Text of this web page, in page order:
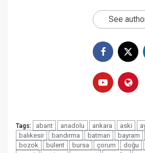
See
Tags: abant anadolu ankara aski
balıkesir
bandırma batman bayram
bozok
bülent bursa çorum doğu